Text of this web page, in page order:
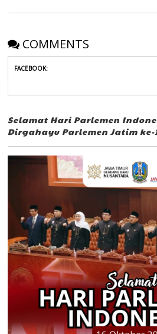
COMMENTS
FACEBOOK:
Selamat Hari Parlemen
Dirgahayu Parlemen Jatim ke-